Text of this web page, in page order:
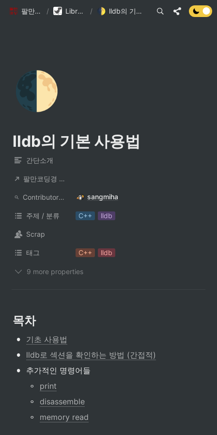
팔만코딩경 / Library DB / lldb의 기본 사용법
🌓
lldb의 기본 사용법
간단소개
팔만코딩경 컨트리뷰터
ContributorNotionAccount sangmiha
주제 / 분류 C++ lldb
Scrap
태그 C++ lldb
9 more properties
목차
• 기초 사용법
• lldb로 섹션을 확인하는 방법 (간접적)
• 추가적인 명령어들
◦ print
◦ disassemble
◦ memory read